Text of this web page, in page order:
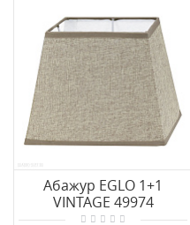
Абажур EGLO 1+1
VINTAGE 49974